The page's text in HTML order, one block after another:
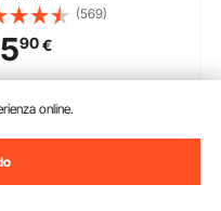
(569)
90€
non appena Mar.
11
Aggiungi al carrello
online.